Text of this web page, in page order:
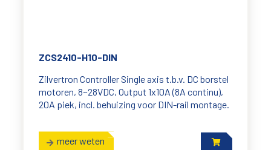
ZCS2410-H10-DIN
Zilvertron Controller Single axis t.b.v. DC borstel
motoren, 8~28VDC, Output 1x10A (8A continu),
20A piek, incl. behuizing voor DIN-rail montage.
meer weten